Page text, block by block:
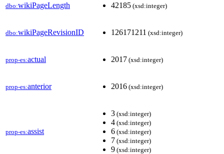
dbo:wikiPageLength 42185 (xsd:integer)
dbo:wikiPageRevisionID 126171211 (xsd:integer)
prop-es:actual 2017 (xsd:integer)
prop-es:anterior 2016 (xsd:integer)
prop-es:assist
3 (xsd:integer)
4 (xsd:integer)
6 (xsd:integer)
7 (xsd:integer)
9 (xsd:integer)